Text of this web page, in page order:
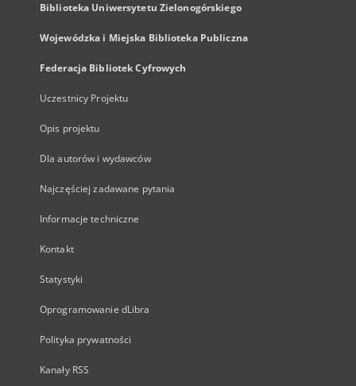
Biblioteka Uniwersytetu Zielonogórskiego
Wojewódzka i Miejska Biblioteka Publiczna
Federacja Bibliotek Cyfrowych
Uczestnicy Projektu
Opis projektu
Dla autorów i wydawców
Najczęściej zadawane pytania
Informacje techniczne
Kontakt
Statystyki
Oprogramowanie dLibra
Polityka prywatności
Kanały RSS